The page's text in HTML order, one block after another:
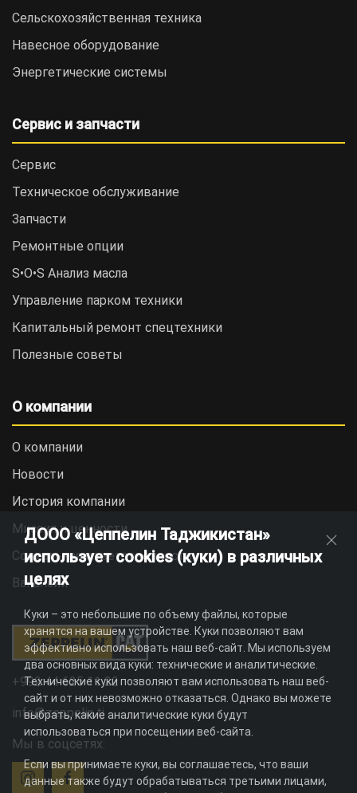
Сельскохозяйственная техника
Навесное оборудование
Энергетические системы
Сервис и запчасти
Сервис
Техническое обслуживание
Запчасти
Ремонтные опции
S•O•S Анализ масла
Управление парком техники
Капитальный ремонт спецтехники
Полезные советы
О компании
О компании
Новости
История компании
Миссия и ценности
Социальная ответственность
Вакансии
+992 44 625 11 22
info@zeppelin.tj
Мы в соцсетях:
ДООО «Цеппелин Таджикистан»
использует cookies (куки) в различных
целях
Куки – это небольшие по объему файлы, которые
хранятся на вашем устройстве. Куки позволяют вам
эффективно использовать наш веб-сайт. Мы используем
два основных вида куки: технические и аналитические.
Технические куки позволяют вам использовать наш веб-
сайт и от них невозможно отказаться. Однако вы можете
выбрать, какие аналитические куки будут
использоваться при посещении веб-сайта.
Если вы принимаете куки, вы соглашаетесь, что ваши
данные также будут обрабатываться третьими лицами,